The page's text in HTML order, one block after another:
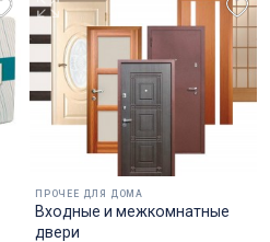
ПРОЧЕЕ ДЛЯ ДОМА
Входные и межкомнатные
двери